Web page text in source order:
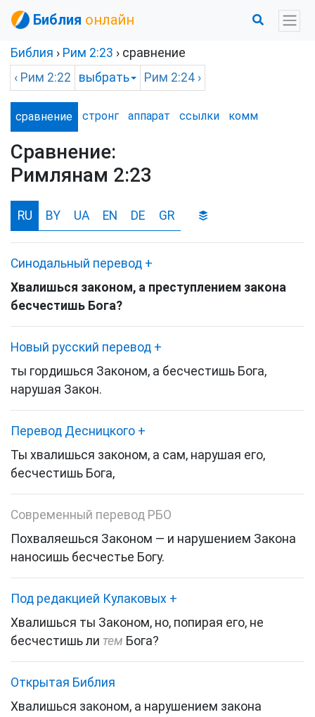
Библия онлайн
Библия › Рим 2:23 › сравнение
‹ Рим 2:22 выбрать Рим 2:24 ›
сравнение стронг аппарат ссылки комм
Сравнение:
Римлянам 2:23
RU BY UA EN DE GR
Синодальный перевод +
Хвалишься законом, а преступлением закона
бесчестишь Бога?
Новый русский перевод +
ты гордишься Законом, а бесчестишь Бога,
нарушая Закон.
Перевод Десницкого +
Ты хвалишься законом, а сам, нарушая его,
бесчестишь Бога,
Современный перевод РБО
Похваляешься Законом — и нарушением Закона
наносишь бесчестье Богу.
Под редакцией Кулаковых +
Хвалишься ты Законом, но, попирая его, не
бесчестишь ли тем Бога?
Открытая Библия
Хвалишься законом, а нарушением закона